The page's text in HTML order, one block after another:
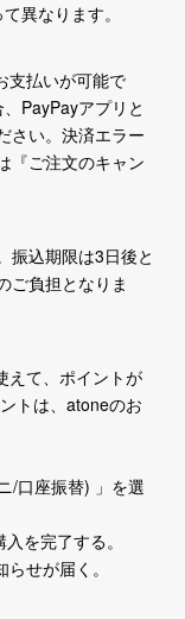
異なります。
支払いが可能で
PayPayアプリと
さい。決済エラー
『ご注文のキャン
振込期限は3日後と
ご負担となりま
えて、ポイントが
トは、atoneのお
/口座振替) 」を選
を完了する。
せが届く。